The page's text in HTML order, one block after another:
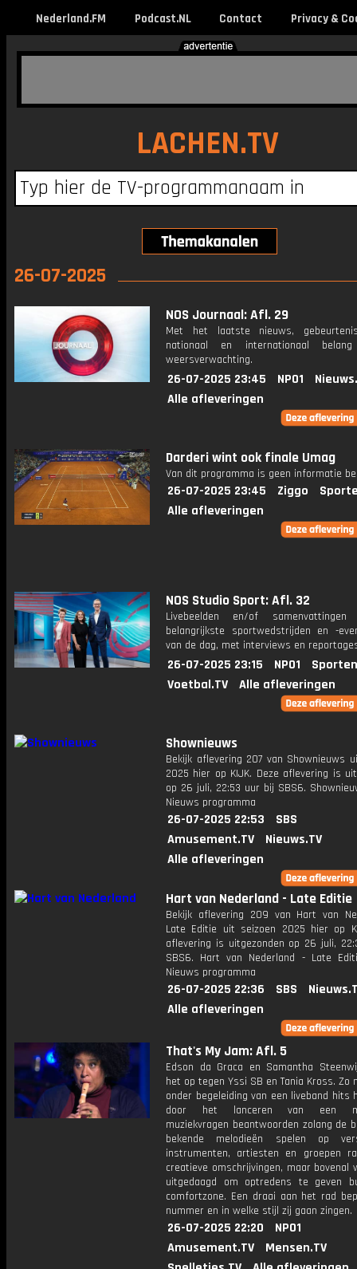
Nederland.FM Podcast.NL Contact Privacy &
LACHEN.TV
26-07-2025
NOS Journaal: Afl. 29
Met het laatste nieuws,
nationaal en internationaal
weersverwachting.
26-07-2025 23:45 NPO1
Alle afleveringen
Darderi wint ook finale Umag
Van dit programma is geen informatie
26-07-2025 23:45 Ziggo
Alle afleveringen
NOS Studio Sport: Afl. 32
Livebeelden en/of
belangrijkste sportwedstrijden en -
van de dag, met interviews en
26-07-2025 23:15 NPO1
Voetbal.TV
Alle afleveringen
Shownieuws
Bekijk aflevering 207 van Shownieuws
2025 hier op KIJK. Deze aflevering is
op 26 juli, 22:53 uur bij SBS6.
Nieuws programma
26-07-2025 22:53
SBS
Amusement.TV
Nieuws.TV
Alle afleveringen
Hart van Nederland - Late Editie
Bekijk aflevering 209 van Hart van
Late Editie uit seizoen 2025 hier op
aflevering is uitgezonden op 26 juli,
SBS6. Hart van Nederland - Late
Nieuws programma
26-07-2025 22:36 SBS
Alle afleveringen
That's My Jam: Afl. 5
Edson da Graca en Samantha
het op tegen Yssi SB en Tania Kross. Zo
onder begeleiding van een liveband hits
door het lanceren van een
muziekvragen beantwoorden zolang de
bekende melodieën spelen op
instrumenten, artiesten en groepen
creatieve omschrijvingen, maar bovenal
uitgedaagd om optredens te geven
comfortzone. Een draai aan het rad
nummer en in welke stijl zij gaan zingen.
26-07-2025 22:20
NPO1
Amusement.TV
Mensen.TV